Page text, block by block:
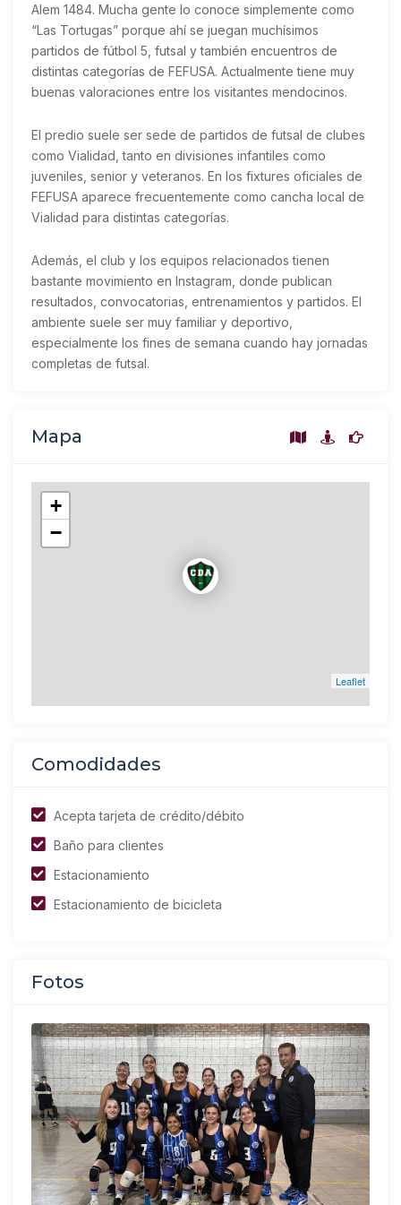
Alem 1484. Mucha gente lo conoce simplemente como
“Las Tortugas” porque ahí se juegan muchísimos
partidos de fútbol 5, futsal y también encuentros de
distintas categorías de FEFUSA. Actualmente tiene muy
buenas valoraciones entre los visitantes mendocinos.
El predio suele ser sede de partidos de futsal de clubes
como Vialidad, tanto en divisiones infantiles como
juveniles, senior y veteranos. En los fixtures oficiales de
FEFUSA aparece frecuentemente como cancha local de
Vialidad para distintas categorías.
Además, el club y los equipos relacionados tienen
bastante movimiento en Instagram, donde publican
resultados, convocatorias, entrenamientos y partidos. El
ambiente suele ser muy familiar y deportivo,
especialmente los fines de semana cuando hay jornadas
completas de futsal.
Mapa
+
−
Leaflet
Comodidades
Acepta tarjeta de crédito/débito
Baño para clientes
Estacionamiento
Estacionamiento de bicicleta
Fotos